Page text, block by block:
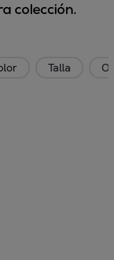
colección.
Talla